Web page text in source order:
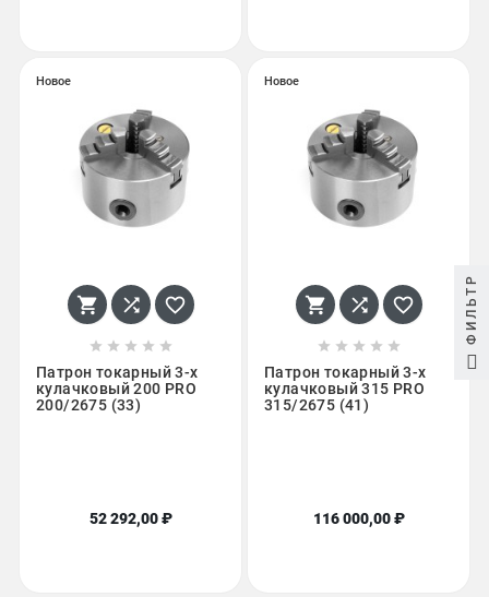
Новое
  
    
Патрон токарный 3-х
кулачковый 200 PRO
200/2675 (33)
52 292,00 ₽
Новое
  
    
Патрон токарный 3-х
кулачковый 315 PRO
315/2675 (41)
116 000,00 ₽
ФИЛЬТР